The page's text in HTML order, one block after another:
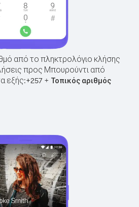
από το πληκτρολόγιο κλήσης
προς Μπουρούντι από
εξής:+257 + Τοπικός αριθμός